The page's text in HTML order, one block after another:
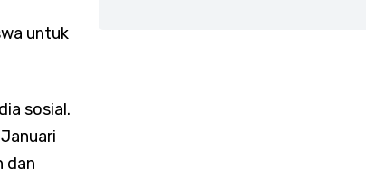
untuk
sosial.
dan